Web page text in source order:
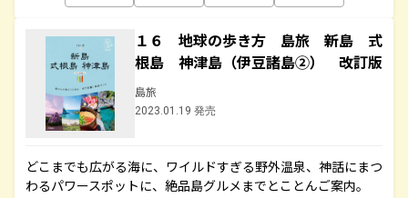
１６ 地球の歩き方 島旅 新島 式
根島 神津島（伊豆諸島②） 改訂版
島旅
2023.01.19 発売
どこまでも広がる海に、ワイルドすぎる野外温泉、神話にまつ
わるパワースポットに、絶品島グルメまでとことんご案内。